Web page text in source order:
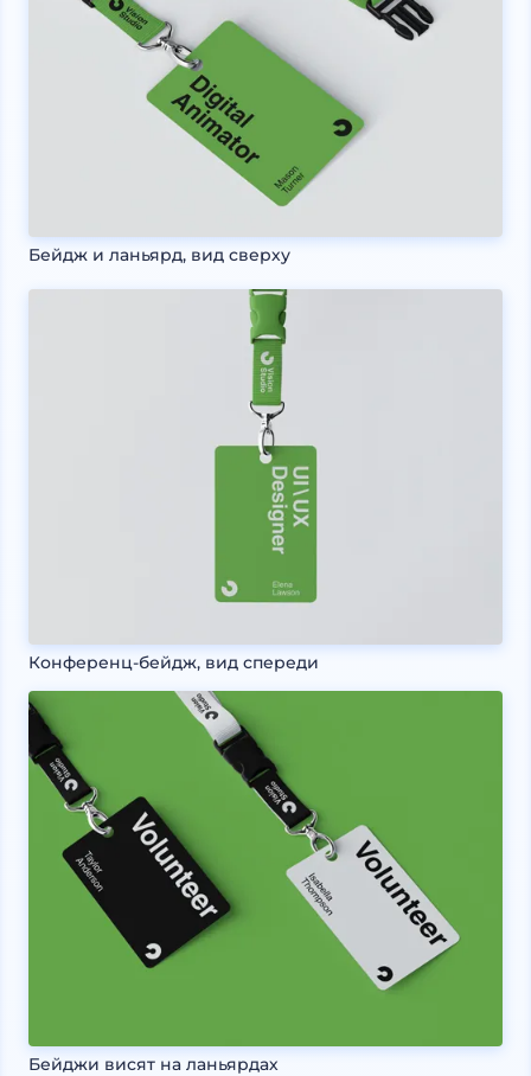
Бейдж и ланьярд, вид сверху
Конференц-бейдж, вид спереди
Бейджи висят на ланьярдах